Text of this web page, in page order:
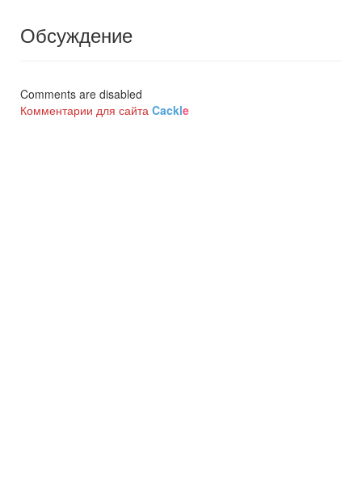
Обсуждение
Comments are disabled
Комментарии для сайта Cackle